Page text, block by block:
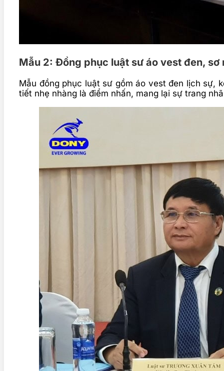
Mẫu 2: Đồng phục luật sư áo vest đen,
Mẫu đồng phục luật sư gồm áo vest đen lịch sự,
tiết nhẹ nhàng là điểm nhấn, mang lại sự trang